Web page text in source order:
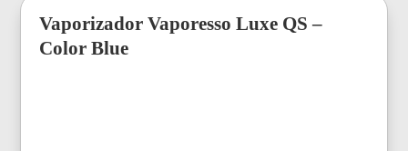
Vaporizador Vaporesso Luxe QS –
Color Blue